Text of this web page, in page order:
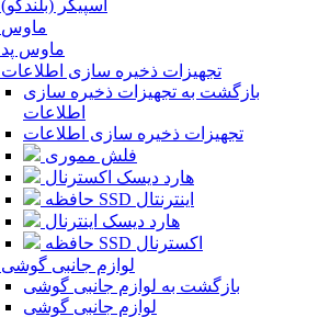
اسپیکر (بلندگو)
ماوس
ماوس پد
تجهیزات ذخیره سازی اطلاعات
بازگشت به تجهیزات ذخیره سازی
اطلاعات
تجهیزات ذخیره سازی اطلاعات
فلش مموری
هارد دیسک اکسترنال
حافظه SSD اینترنتال
هارد دیسک اینترنال
حافظه SSD اکسترنال
لوازم جانبی گوشی
بازگشت به لوازم جانبی گوشی
لوازم جانبی گوشی